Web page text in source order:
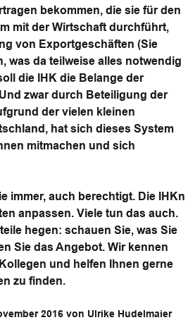
bekommen, die sie für den
mit der Wirtschaft durchführt,
von Exportgeschäften (Sie
was da teilweise alles notwendig
die IHK die Belange der
zwar durch Beteiligung der
der vielen kleinen
hat sich dieses System
mitmachen und sich
immer, auch berechtigt. Die IHKn
anpassen. Viele tun das auch.
hegen: schauen Sie, was Sie
Sie das Angebot. Wir kennen
und helfen Ihnen gerne
zu finden.
2016 von Ulrike Hudelmaier